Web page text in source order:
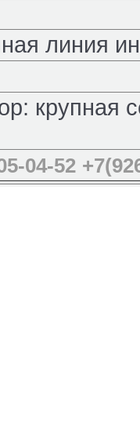
линия
крупная
04-52